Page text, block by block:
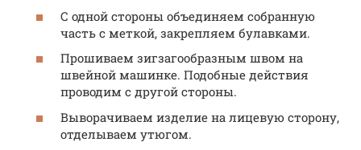
С одной стороны объединяем собранную
часть с меткой, закрепляем булавками.
Прошиваем зигзагообразным швом на
швейной машинке. Подобные действия
проводим с другой стороны.
Выворачиваем изделие на лицевую сторону,
отделываем утюгом.